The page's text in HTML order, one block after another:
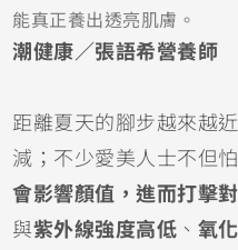
能真正養出透亮肌膚。
潮健康／張語希營養師
距離夏天的腳步越來越
減；不少愛美人士不但
會影響顏值，進而打擊
與紫外線強度高低 、 氧